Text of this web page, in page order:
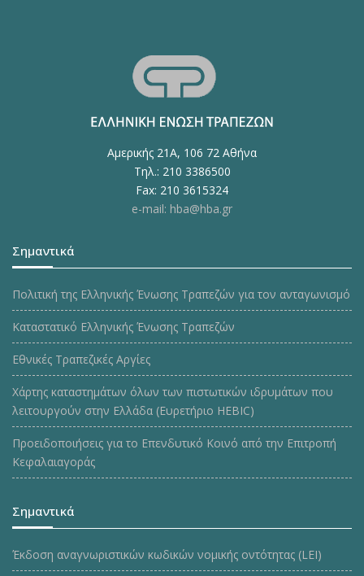
Αμερικής 21Α, 106 72 Αθήνα
Τηλ.: 210 3386500
Fax: 210 3615324
e-mail: hba@hba.gr
Σημαντικά
Πολιτική της Ελληνικής Ένωσης Τραπεζών για τον ανταγωνισμό
Καταστατικό Ελληνικής Ένωσης Τραπεζών
Εθνικές Τραπεζικές Αργίες
Χάρτης καταστημάτων όλων των πιστωτικών ιδρυμάτων που
λειτουργούν στην Ελλάδα (Ευρετήριο HEBIC)
Προειδοποιήσεις για το Επενδυτικό Κοινό από την Επιτροπή
Κεφαλαιαγοράς
Σημαντικά
Έκδοση αναγνωριστικών κωδικών νομικής οντότητας (LEI)